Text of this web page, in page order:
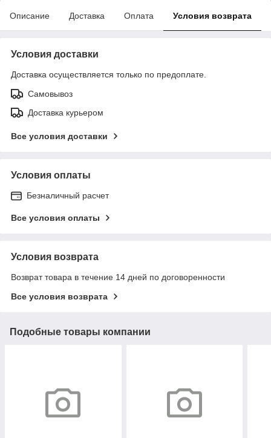
Описание Доставка Оплата Условия возврата
Условия доставки
Доставка осуществляется только по предоплате.
Самовывоз
Доставка курьером
Все условия доставки
Условия оплаты
Безналичный расчет
Все условия оплаты
Условия возврата
Возврат товара в течение 14 дней по договоренности
Все условия возврата
Подобные товары компании